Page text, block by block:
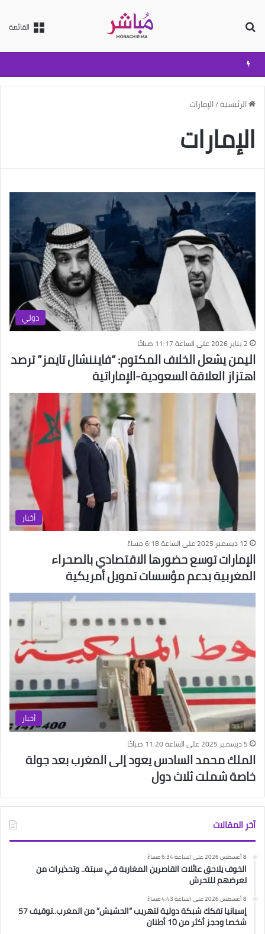
القائمة
الرئيسية/الإمارات
الإمارات
دولي
2 يناير 2026 على الساعة 11:17 صباحًا
اليمن يشعل الخلاف المكتوم: “فايننشال تايمز” ترصد
اهتزاز العلاقة السعودية-الإماراتية
أخبار
12 ديسمبر 2025 على الساعة 6:18 مساءً
الإمارات توسع حضورها الاقتصادي بالصحراء
المغربية بدعم مؤسسات تمويل أمريكية
أخبار
5 ديسمبر 2025 على الساعة 11:20 صباحًا
الملك محمد السادس يعود إلى المغرب بعد جولة
خاصة شملت ثلاث دول
آخر المقالات
8 أغسطس 2026 على الساعة 6:34 مساءً
الخوف يلاحق عائلات القاصرين المغاربة في سبتة.. وتحذيرات من
تعرضهم للتحرش
8 أغسطس 2026 على الساعة 4:43 مساءً
إسبانيا تفكك شبكة دولية لتهريب “الحشيش” من المغرب..توقيف 57
شخصا وحجز أكثر من 10 أطنان